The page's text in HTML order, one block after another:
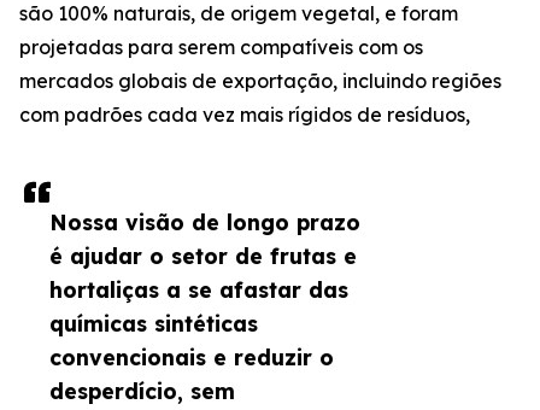
Nossa visão de longo prazo
é ajudar o setor de frutas e
hortaliças a se afastar das
químicas sintéticas
convencionais e reduzir o
desperdício, sem
são 100% naturais, de origem vegetal, e foram
projetadas para serem compatíveis com os
mercados globais de exportação, incluindo regiões
com padrões cada vez mais rígidos de resíduos,